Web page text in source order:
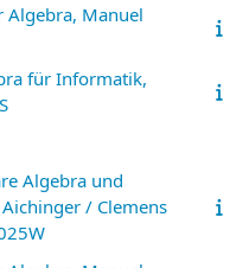
Algebra, Manuel
für Informatik,
Algebra und
/ Clemens